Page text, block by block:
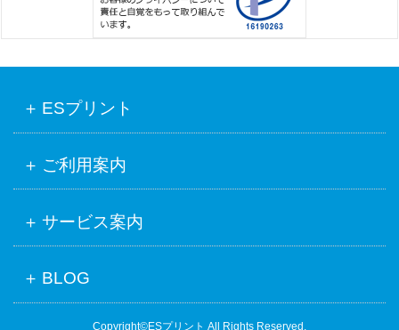
ESプリント
ご利用案内
サービス案内
BLOG
Copyright©ESプリント All Rights Reserved.